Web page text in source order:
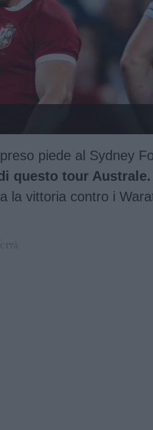
piede al Sydney
questo tour Australe.
la vittoria contro i